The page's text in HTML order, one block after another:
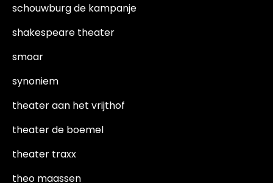
schouwburg de kampanje
shakespeare theater
smoar
synoniem
theater aan het vrijthof
theater de boemel
theater traxx
theo maassen